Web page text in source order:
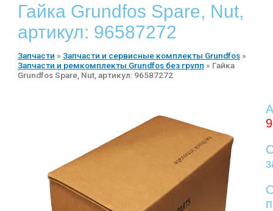
Гайка Grundfos Spare, Nut,
артикул: 96587272
Запчасти » Запчасти и сервисные комплекты Grundfos »
Запчасти и ремкомплекты Grundfos без групп » Гайка
Grundfos Spare, Nut, артикул: 96587272